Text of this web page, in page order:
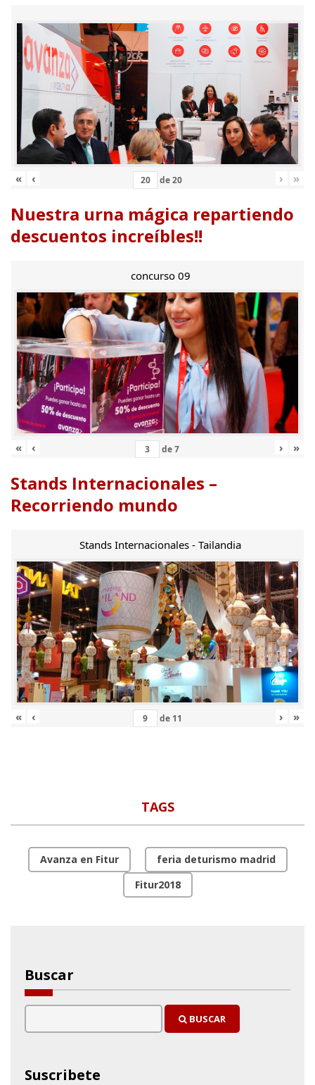
« ‹ de20 › »
Nuestra urna mágica repartiendo
descuentos increíbles!!
concurso 09
« ‹ de7 › »
Stands Internacionales –
Recorriendo mundo
Stands Internacionales - Tailandia
« ‹ de 11 › »
TAGS
Avanza en Fitur
feria deturismo madrid
Fitur2018
Buscar
BUSCAR
Suscribete